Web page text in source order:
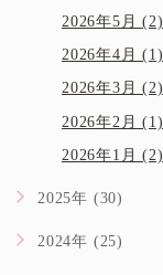
2026年5月 (2)
2026年4月 (1)
2026年3月 (2)
2026年2月 (1)
2026年1月 (2)
2025年 (30)
2024年 (25)